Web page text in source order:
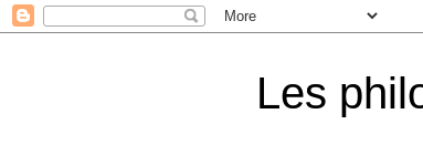
Les